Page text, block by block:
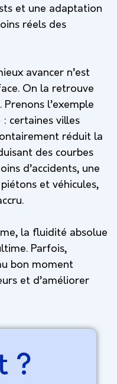
et une adaptation
réels des
avancer n’est
On la retrouve
l’exemple
: certaines villes
réduit la
des courbes
d’accidents, une
et véhicules,
la fluidité absolue
Parfois,
bon moment
et d’améliorer
?